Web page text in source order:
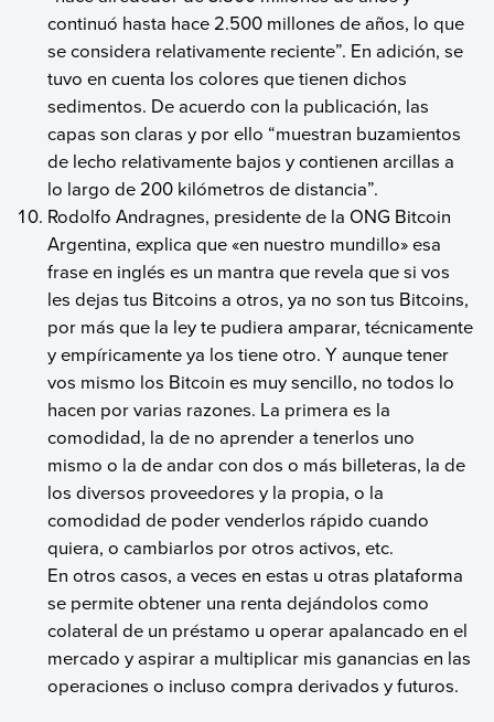
continuó hasta hace 2.500 millones de años, lo que
se considera relativamente reciente”. En adición, se
tuvo en cuenta los colores que tienen dichos
sedimentos. De acuerdo con la publicación, las
capas son claras y por ello “muestran buzamientos
de lecho relativamente bajos y contienen arcillas a
lo largo de 200 kilómetros de distancia”.
Rodolfo Andragnes, presidente de la ONG Bitcoin
Argentina, explica que «en nuestro mundillo» esa
frase en inglés es un mantra que revela que si vos
les dejas tus Bitcoins a otros, ya no son tus Bitcoins,
por más que la ley te pudiera amparar, técnicamente
y empíricamente ya los tiene otro. Y aunque tener
vos mismo los Bitcoin es muy sencillo, no todos lo
hacen por varias razones. La primera es la
comodidad, la de no aprender a tenerlos uno
mismo o la de andar con dos o más billeteras, la de
los diversos proveedores y la propia, o la
comodidad de poder venderlos rápido cuando
quiera, o cambiarlos por otros activos, etc.
En otros casos, a veces en estas u otras plataforma
se permite obtener una renta dejándolos como
colateral de un préstamo u operar apalancado en el
mercado y aspirar a multiplicar mis ganancias en las
operaciones o incluso compra derivados y futuros.